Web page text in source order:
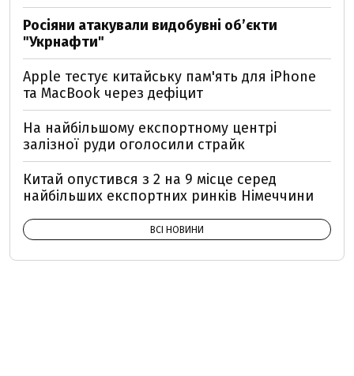
Росіяни атакували видобувні обʼєкти
"Укрнафти"
Apple тестує китайську пам'ять для iPhone
та MacBook через дефіцит
На найбільшому експортному центрі
залізної руди оголосили страйк
Китай опустився з 2 на 9 місце серед
найбільших експортних ринків Німеччини
ВСІ НОВИНИ